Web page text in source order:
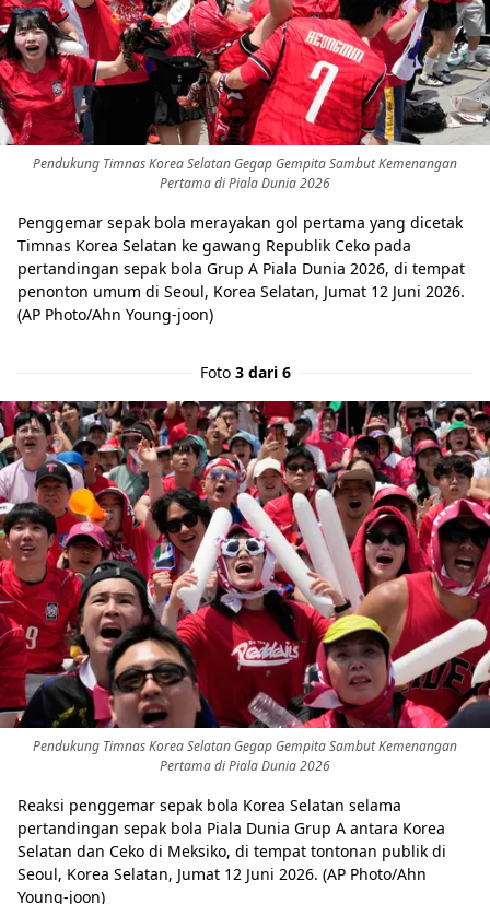
Pendukung Timnas Korea Selatan Gegap Gempita Sambut Kemenangan
Pertama di Piala Dunia 2026
Penggemar sepak bola merayakan gol pertama yang dicetak
Timnas Korea Selatan ke gawang Republik Ceko pada
pertandingan sepak bola Grup A Piala Dunia 2026, di tempat
penonton umum di Seoul, Korea Selatan, Jumat 12 Juni 2026.
(AP Photo/Ahn Young-joon)
Foto 3 dari 6
Pendukung Timnas Korea Selatan Gegap Gempita Sambut Kemenangan
Pertama di Piala Dunia 2026
Reaksi penggemar sepak bola Korea Selatan selama
pertandingan sepak bola Piala Dunia Grup A antara Korea
Selatan dan Ceko di Meksiko, di tempat tontonan publik di
Seoul, Korea Selatan, Jumat 12 Juni 2026. (AP Photo/Ahn
Young-joon)